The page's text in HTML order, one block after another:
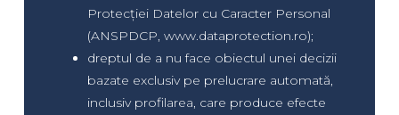
Protecției Datelor cu Caracter Personal
(ANSPDCP, www.dataprotection.ro);
dreptul de a nu face obiectul unei decizii
bazate exclusiv pe prelucrare automată,
inclusiv profilarea, care produce efecte